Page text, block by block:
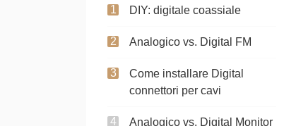
DIY: digitale coassiale
Analogico vs. Digital FM
Come installare Digital
connettori per cavi
Analogico vs. Digital Monitor